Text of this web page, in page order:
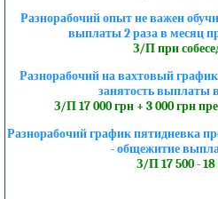
Разнорабочий опыт не важен
выплаты 2 раза в месяц
З/П при
Разнорабочий на вахтовый
занятость выплаты
З/П 17 000 грн + 3 000 грн
Разнорабочий график пятидневка
- общежитие
З/П 17 500 - 18